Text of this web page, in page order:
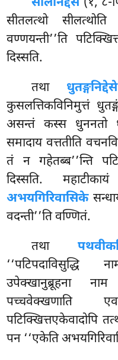
सीतलत्थो
वण्णयन्ती’’ति
दिस्सति.
तथा धुतङ्गनिद्देसे
कुसलत्तिकविनिमुत्तं
असन्तं कस्स धुननतो
समादाय वत्ततीति
तं न गहेतब्ब’’न्ति
दिस्सति.
अभयगिरिवासिके
वदन्ती’’ति वण्णितं.
तथा
‘‘पटिपदाविसुद्धि
उपेक्खानुब्रूहना
पच्चवेक्खणाति
पटिक्खित्तएकेवादोपि
पन ‘‘एकेति